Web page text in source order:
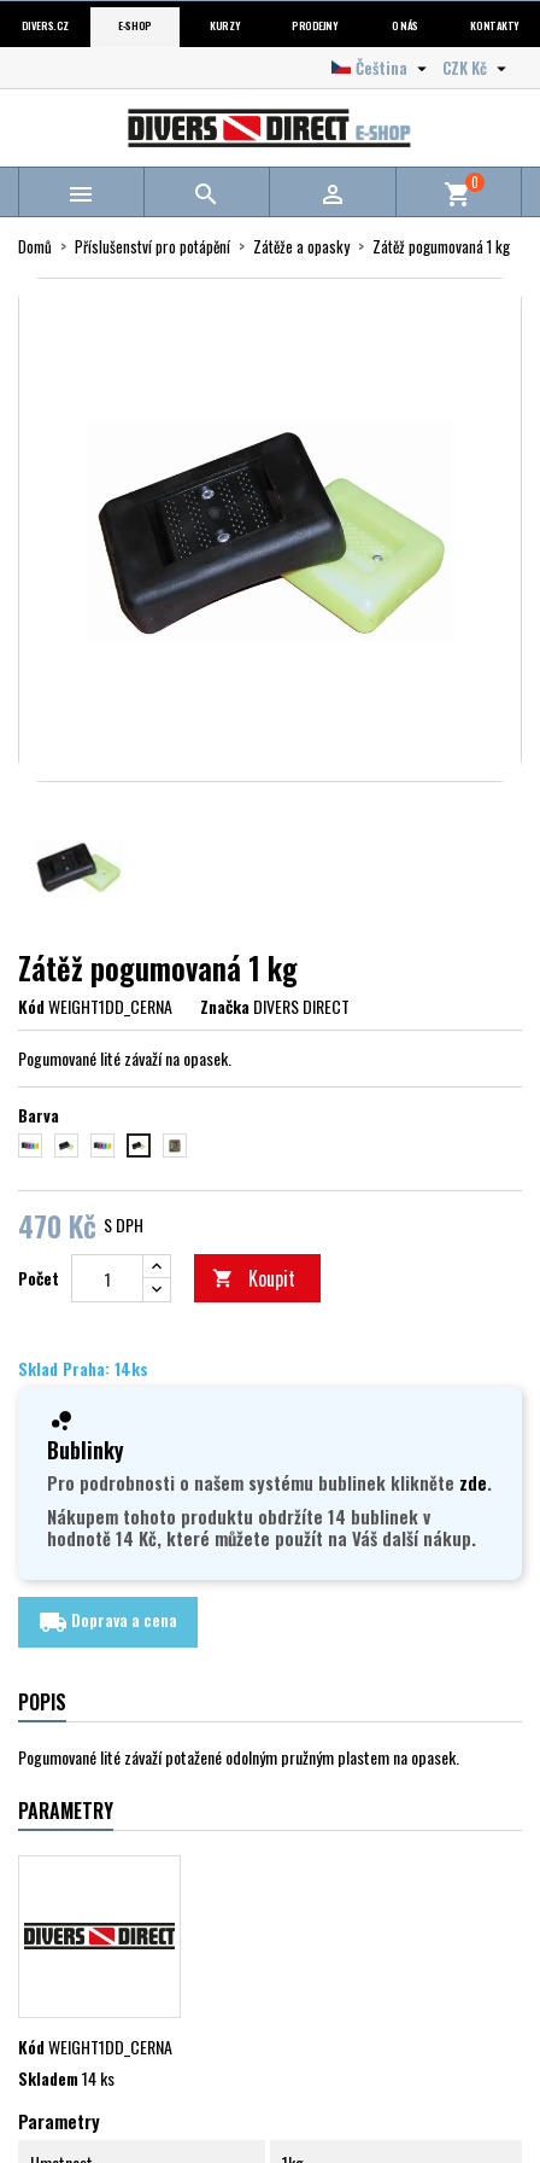
DIVERS.CZ E-SHOP KURZY PRODEJNY O NÁS KONTAKTY
CZK Kč 
Čeština 
   shopping_cart0
Domů Příslušenství pro potápění Zátěže a opasky Zátěž pogumovaná 1 kg
Zátěž pogumovaná 1 kg
KódWEIGHT1DD_CERNA ZnačkaDIVERS DIRECT
Pogumované lité závaží na opasek.
Barva
modrá žlutá růžováblack camou
470 Kč S DPH
Počet  Koupit
Sklad Praha: 14ks
Bublinky
Pro podrobnosti o našem systému bublinek klikněte zde.
Nákupem tohoto produktu obdržíte 14 bublinek v
hodnotě 14 Kč, které můžete použít na Váš další nákup.
local_shipping Doprava a cena
POPIS
Pogumované lité závaží potažené odolným pružným plastem na opasek.
PARAMETRY
KódWEIGHT1DD_CERNA
Skladem14 ks
Parametry